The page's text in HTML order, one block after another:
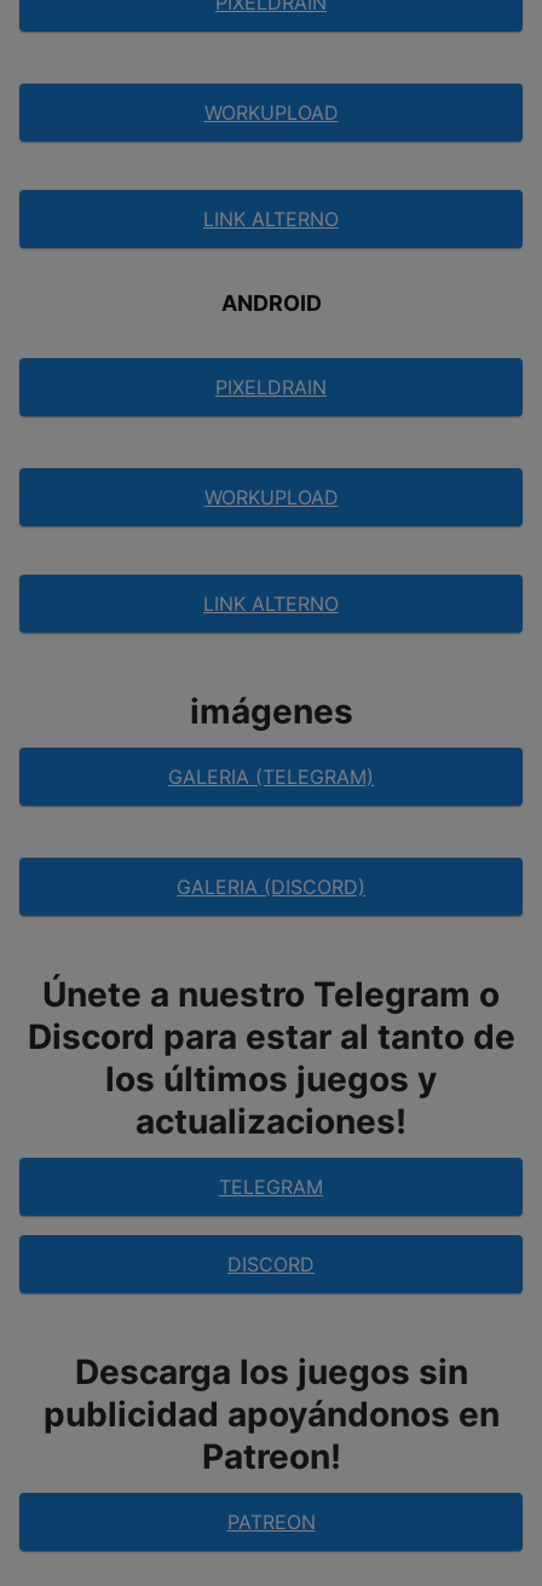
WORKUPLOAD
LINK ALTERNO
ANDROID
PIXELDRAIN
WORKUPLOAD
LINK ALTERNO
imágenes
GALERIA (TELEGRAM)
GALERIA (DISCORD)
Únete a nuestro Telegram o
Discord para estar al tanto de
los últimos juegos y
actualizaciones!
TELEGRAM
DISCORD
Descarga los juegos sin
publicidad apoyándonos en
Patreon!
PATREON